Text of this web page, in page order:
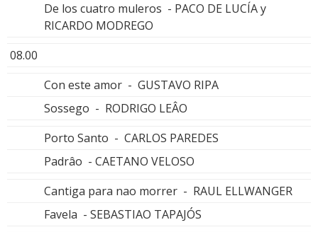
De los cuatro muleros - PACO DE LUCÍA y
RICARDO MODREGO
08.00
Con este amor - GUSTAVO RIPA
Sossego - RODRIGO LEÂO
Porto Santo - CARLOS PAREDES
Padrâo - CAETANO VELOSO
Cantiga para nao morrer - RAUL ELLWANGER
Favela - SEBASTIAO TAPAJÓS